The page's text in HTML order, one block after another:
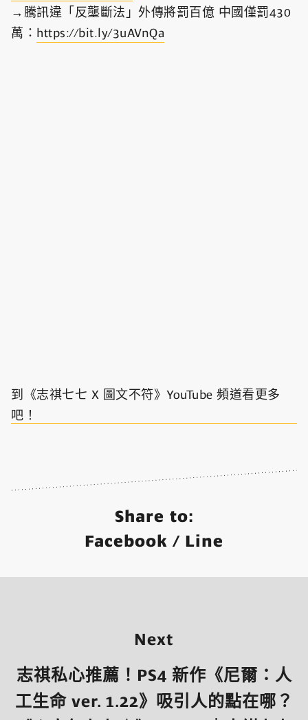
→騰訊違「反壟斷法」外傳將罰百億 中國僅罰430
萬： https://bit.ly/3uAVnQa
到《志祺七七 X 圖文不符》YouTube 頻道看更多
吧！
Share to:
Facebook / Line
Next
志祺私心推薦！PS4 新作《尼爾：人
工生命 ver. 1.22》吸引人的點在哪？